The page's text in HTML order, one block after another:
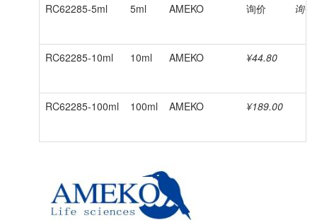
RC62285-5ml 5ml AMEKO 询价 询价
RC62285-10ml 10ml AMEKO ¥44.80
RC62285-100ml 100ml AMEKO ¥189.00